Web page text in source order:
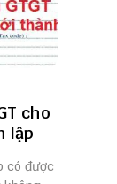
cho
lập
có được